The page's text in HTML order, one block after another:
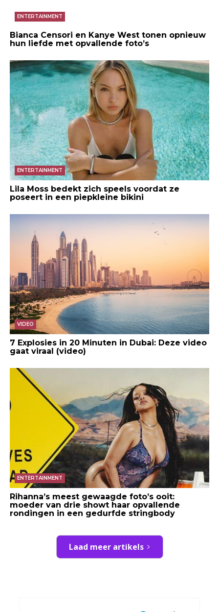
ENTERTAINMENT
Bianca Censori en Kanye West tonen opnieuw
hun liefde met opvallende foto’s
ENTERTAINMENT
Lila Moss bedekt zich speels voordat ze
poseert in een piepkleine bikini
VIDEO
7 Explosies in 20 Minuten in Dubai: Deze video
gaat viraal (video)
ENTERTAINMENT
Rihanna’s meest gewaagde foto’s ooit:
moeder van drie showt haar opvallende
rondingen in een gedurfde stringbody
Laad meer artikels